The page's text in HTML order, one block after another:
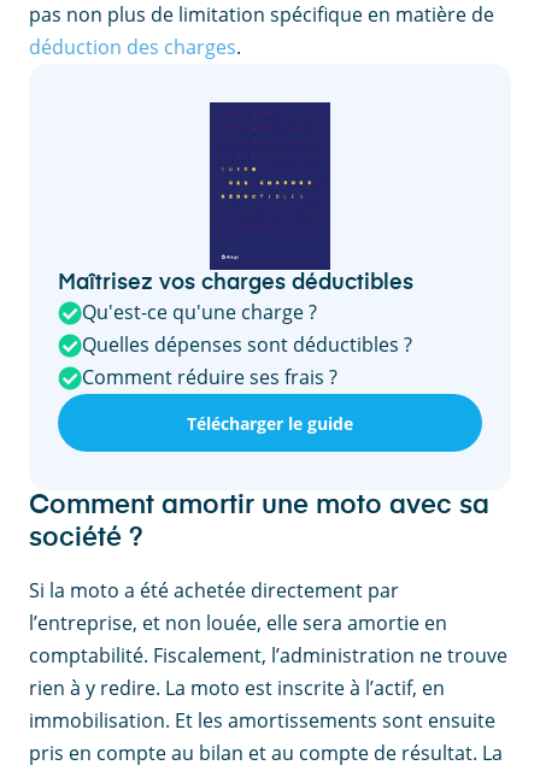
pas non plus de limitation spécifique en matière de
déduction des charges.
Maîtrisez vos charges déductibles
Qu'est-ce qu'une charge ?
Quelles dépenses sont déductibles ?
Comment réduire ses frais ?
Télécharger le guide
Comment amortir une moto avec sa
société ?
Si la moto a été achetée directement par
l’entreprise, et non louée, elle sera amortie en
comptabilité. Fiscalement, l’administration ne trouve
rien à y redire. La moto est inscrite à l’actif, en
immobilisation. Et les amortissements sont ensuite
pris en compte au bilan et au compte de résultat. La